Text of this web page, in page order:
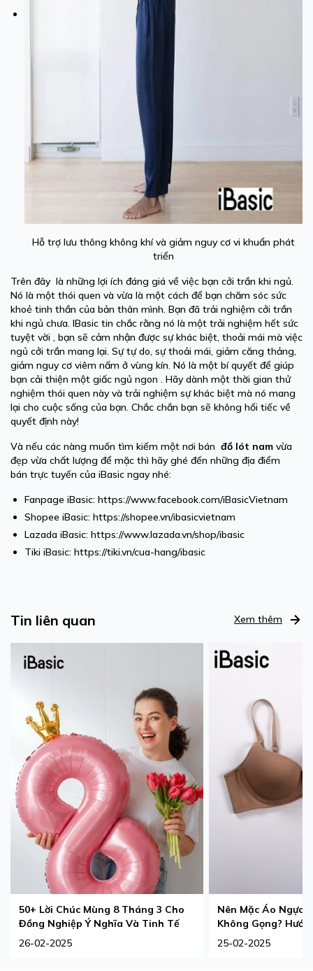
Hỗ trợ lưu thông không khí và giảm nguy cơ vi khuẩn phát
triển
Trên đây là những lợi ích đáng giá về việc bạn cởi trần khi ngủ.
Nó là một thói quen và vừa là một cách để bạn chăm sóc sức
khoẻ tinh thần của bản thân mình. Bạn đã trải nghiệm cởi trần
khi ngủ chưa. IBasic tin chắc rằng nó là một trải nghiệm hết sức
tuyệt vời , bạn sẽ cảm nhận được sự khác biệt, thoải mái mà việc
ngủ cởi trần mang lại. Sự tự do, sự thoải mái, giảm căng thảng,
giảm nguy cơ viêm nấm ở vùng kín. Nó là một bí quyết để giúp
bạn cải thiện một giấc ngủ ngon . Hãy dành một thời gian thử
nghiệm thói quen này và trải nghiệm sự khác biệt mà nó mang
lại cho cuộc sống của bạn. Chắc chắn bạn sẽ không hối tiếc về
quyết định này!
Và nếu các nàng muốn tìm kiếm một nơi bán đồ lót nam vừa
đẹp vừa chất lượng để mặc thì hãy ghé đến những địa điểm
bán trực tuyến của iBasic ngay nhé:
Fanpage iBasic: https://www.facebook.com/iBasicVietnam
Shopee iBasic: https://shopee.vn/ibasicvietnam
Lazada iBasic: https://www.lazada.vn/shop/ibasic
Tiki iBasic: https://tiki.vn/cua-hang/ibasic
Tin liên quan Xem thêm
50+ Lời Chúc Mùng 8 Tháng 3 Cho
Đồng Nghiệp Ý Nghĩa Và Tinh Tế
26-02-2025
Nên Mặc Áo Ngực
Không Gọng?
Phù Hợp Nhất
25-02-2025